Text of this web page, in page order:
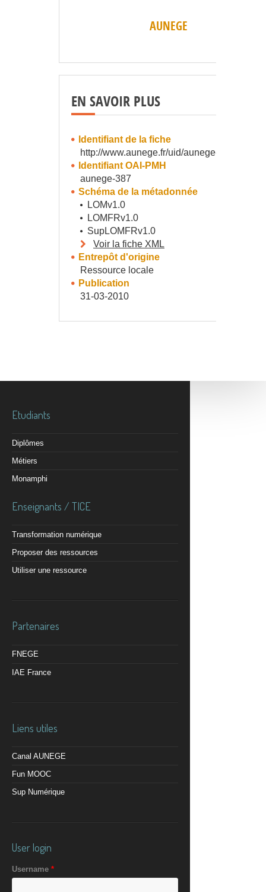
AUNEGE
EN SAVOIR PLUS
Identifiant de la fiche
http://www.aunege.fr/uid/aunege-387
Identifiant OAI-PMH
aunege-387
Schéma de la métadonnée
LOMv1.0
LOMFRv1.0
SupLOMFRv1.0
Voir la fiche XML
Entrepôt d'origine
Ressource locale
Publication
31-03-2010
Etudiants
Diplômes
Métiers
Monamphi
Enseignants / TICE
Transformation numérique
Proposer des ressources
Utiliser une ressource
Partenaires
FNEGE
IAE France
Liens utiles
Canal AUNEGE
Fun MOOC
Sup Numérique
User login
Username *